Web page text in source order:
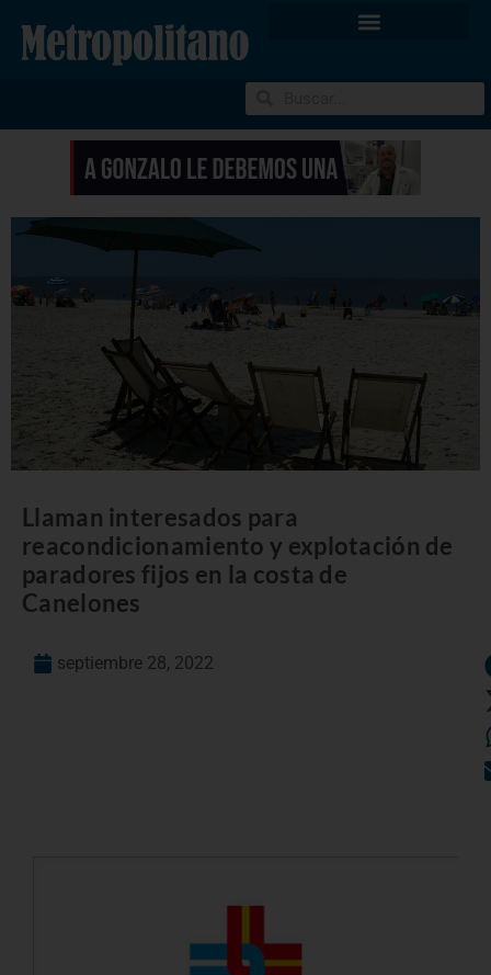
Llaman interesados para
reacondicionamiento y explotación de
paradores fijos en la costa de
Canelones
septiembre 28, 2022